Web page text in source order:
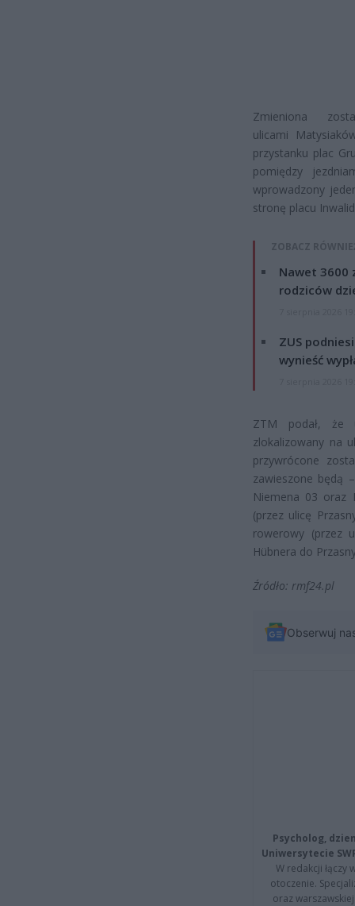
Zmieniona
ulicami
przystanku plac
pomiędzy
wprowadzony
stronę placu
ZOBACZ
Nawet 3600
rodziców
ZUS
wynieść
ZTM podał, że
zlokalizowany na
przywrócone
zawieszone będą
Niemena 03 oraz
(przez ulicę
rowerowy (przez
Hübnera do
Źródło: rmf24.pl
Obserwuj
Psycholog,
Uniwersytecie
W redakcji łączy
otoczenie.
oraz